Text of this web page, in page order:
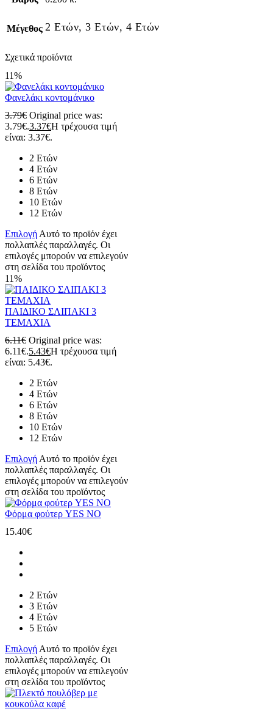
Μέγεθος 2 Ετών, 3 Ετών, 4 Ετών
Σχετικά προϊόντα
11%
Φανελάκι κοντομάνικο
3.79€ Original price was:
3.79€.3.37€Η τρέχουσα τιμή
είναι: 3.37€.
2 Ετών
4 Ετών
6 Ετών
8 Ετών
10 Ετών
12 Ετών
Επιλογή Αυτό το προϊόν έχει
πολλαπλές παραλλαγές. Οι
επιλογές μπορούν να επιλεγούν
στη σελίδα του προϊόντος
11%
ΠΑΙΔΙΚΟ ΣΛΙΠΑΚΙ 3
ΤΕΜΑΧΙΑ
6.11€ Original price was:
6.11€.5.43€Η τρέχουσα τιμή
είναι: 5.43€.
2 Ετών
4 Ετών
6 Ετών
8 Ετών
10 Ετών
12 Ετών
Επιλογή Αυτό το προϊόν έχει
πολλαπλές παραλλαγές. Οι
επιλογές μπορούν να επιλεγούν
στη σελίδα του προϊόντος
Φόρμα φούτερ YES NO
15.40€
2 Ετών
3 Ετών
4 Ετών
5 Ετών
Επιλογή Αυτό το προϊόν έχει
πολλαπλές παραλλαγές. Οι
επιλογές μπορούν να επιλεγούν
στη σελίδα του προϊόντος